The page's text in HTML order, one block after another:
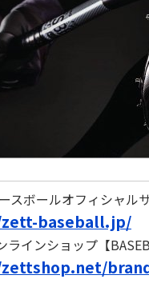
スボールオフィシャル
baseball.jp/
ラインショップ【